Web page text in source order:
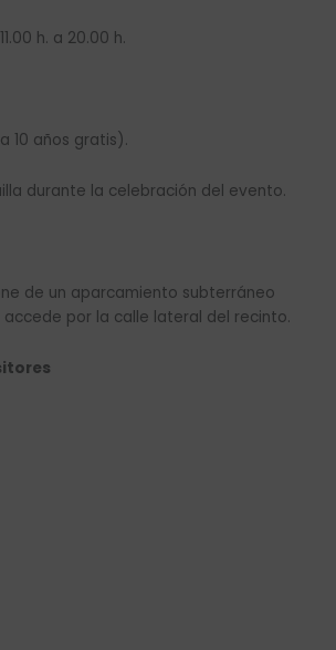
h. a 20.00 h.
10 años gratis).
durante la celebración del evento.
de un aparcamiento subterráneo
por la calle lateral del recinto.